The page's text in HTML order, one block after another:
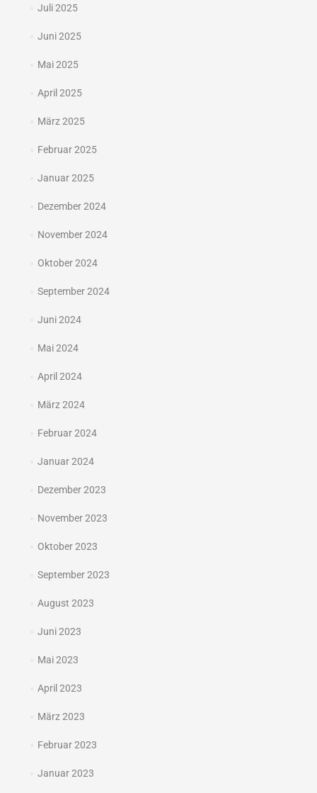
Juli 2025
Juni 2025
Mai 2025
April 2025
März 2025
Februar 2025
Januar 2025
Dezember 2024
November 2024
Oktober 2024
September 2024
Juni 2024
Mai 2024
April 2024
März 2024
Februar 2024
Januar 2024
Dezember 2023
November 2023
Oktober 2023
September 2023
August 2023
Juni 2023
Mai 2023
April 2023
März 2023
Februar 2023
Januar 2023